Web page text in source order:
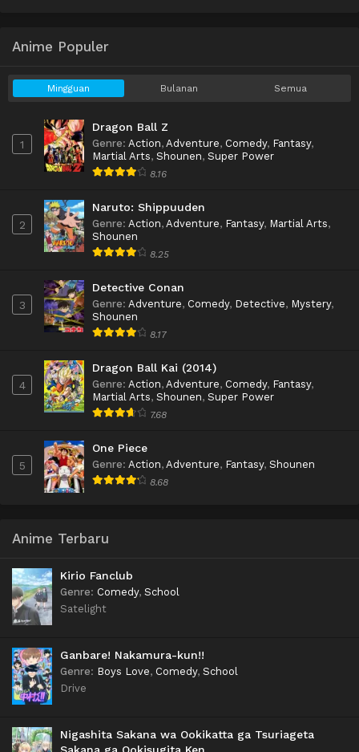
Anime Populer
Mingguan Bulanan Semua
1
Dragon Ball Z
Genre: Action, Adventure, Comedy, Fantasy,
Martial Arts, Shounen, Super Power
8.16
2
Naruto: Shippuuden
Genre: Action, Adventure, Fantasy, Martial Arts,
Shounen
8.25
3
Detective Conan
Genre: Adventure, Comedy, Detective, Mystery,
Shounen
8.17
4
Dragon Ball Kai (2014)
Genre: Action, Adventure, Comedy, Fantasy,
Martial Arts, Shounen, Super Power
7.68
5
One Piece
Genre: Action, Adventure, Fantasy, Shounen
8.68
Anime Terbaru
Kirio Fanclub
Genre: Comedy, School
Satelight
Ganbare! Nakamura-kun!!
Genre: Boys Love, Comedy, School
Drive
Nigashita Sakana wa Ookikatta ga Tsuriageta